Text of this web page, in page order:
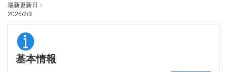
最新更新日：
2026/2/3
基本情報